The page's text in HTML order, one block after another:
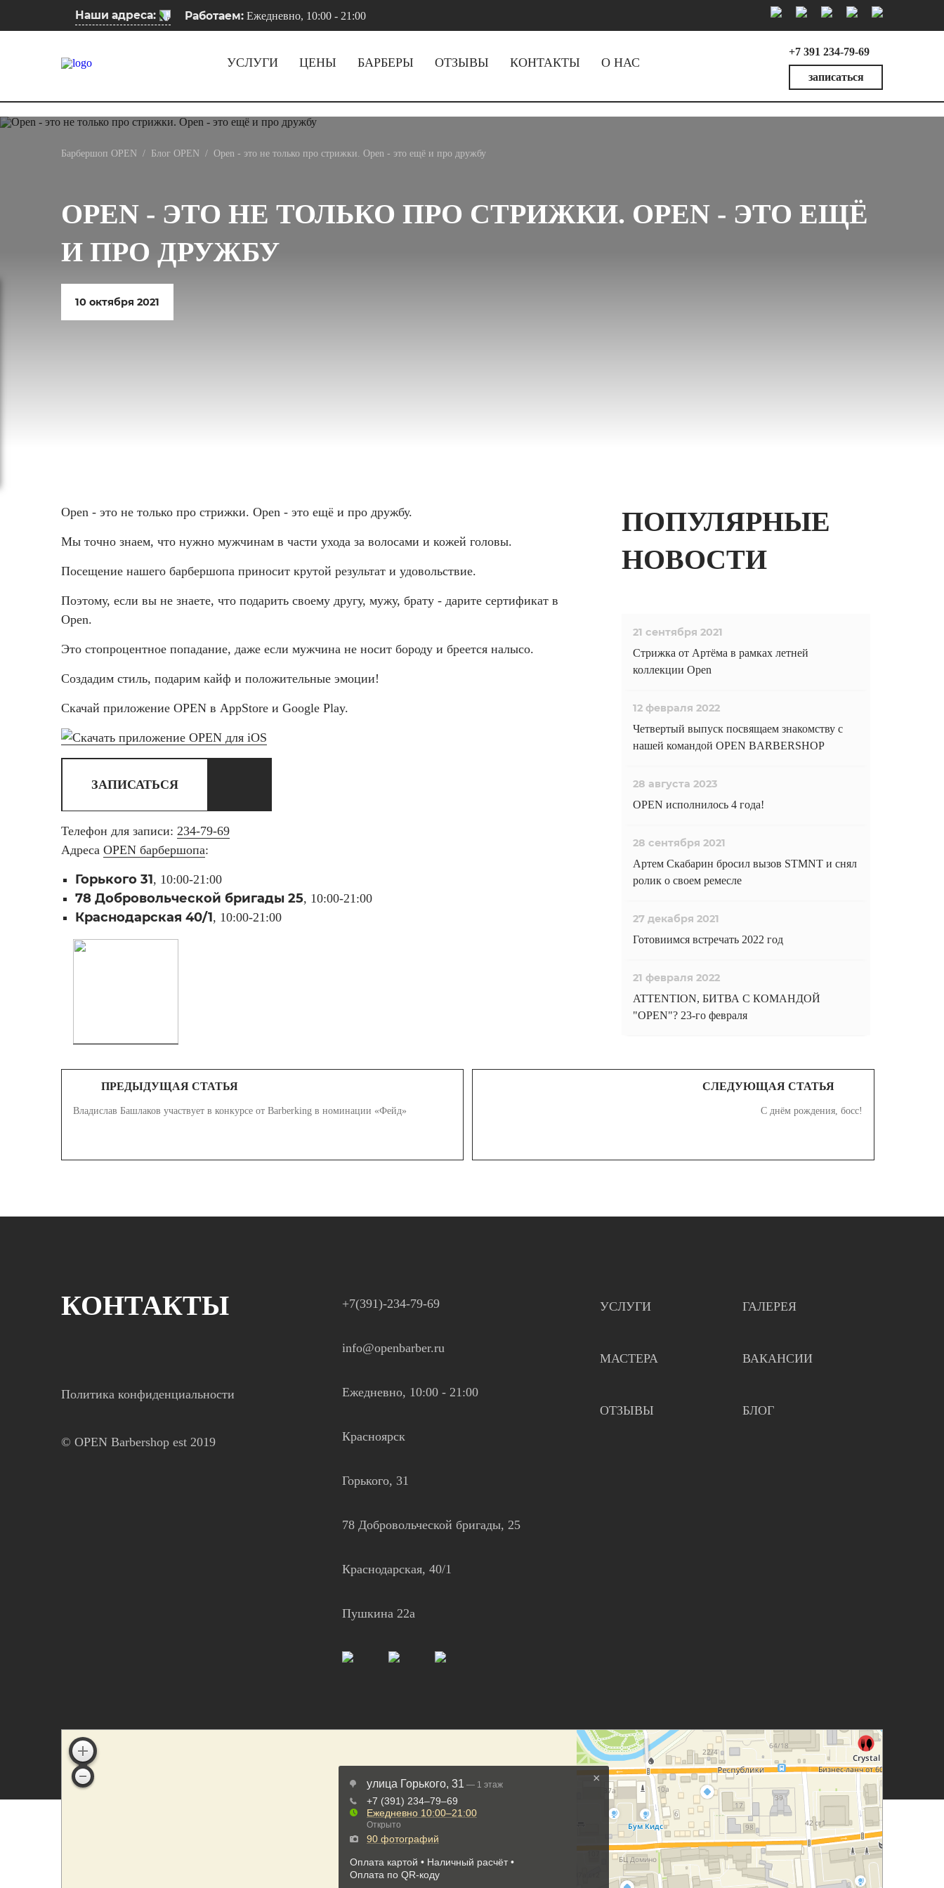
Наши адреса: Работаем: Ежедневно, 10:00 - 21:00
УСЛУГИ ЦЕНЫ БАРБЕРЫ ОТЗЫВЫ КОНТАКТЫ О НАС
+7 391 234-79-69
записаться
Барбершоп OPEN / Блог OPEN / Open - это не только про стрижки. Open - это ещё и про дружбу
OPEN - ЭТО НЕ ТОЛЬКО ПРО СТРИЖКИ. OPEN - ЭТО ЕЩЁ
И ПРО ДРУЖБУ
10 октября 2021
Open - это не только про стрижки. Open - это ещё и про дружбу.
Мы точно знаем, что нужно мужчинам в части ухода за волосами и кожей головы.
Посещение нашего барбершопа приносит крутой результат и удовольствие.⁣⁣
Поэтому, если вы не знаете, что подарить своему другу, мужу, брату - дарите сертификат в
Open.
Это стопроцентное попадание, даже если мужчина не носит бороду и бреется налысо.
Создадим стиль, подарим кайф и положительные эмоции!
Скачай приложение OPEN в AppStore и Google Play.
ЗАПИСАТЬСЯ
Телефон для записи: 234-79-69
Адреса OPEN барбершопа:
Горького 31, 10:00-21:00
78 Добровольческой бригады 25, 10:00-21:00
Краснодарская 40/1, 10:00-21:00
ПОПУЛЯРНЫЕ
НОВОСТИ
21 сентября 2021
Стрижка от Артёма в рамках летней
коллекции Open
12 февраля 2022
Четвертый выпуск посвящаем знакомству с
нашей командой OPEN BARBERSHOP
28 августа 2023
OPEN исполнилось 4 года!
28 сентября 2021
Артем Скабарин бросил вызов STMNT и снял
ролик о своем ремесле
27 декабря 2021
Готовиимся встречать 2022 год
21 февраля 2022
ATTENTION, БИТВА С КОМАНДОЙ
"OPEN"? 23-го февраля
ПРЕДЫДУЩАЯ СТАТЬЯ
Владислав Башлаков участвует в конкурсе от Barberking в номинации «Фейд»
СЛЕДУЮЩАЯ СТАТЬЯ
С днём рождения, босс!
КОНТАКТЫ
Политика конфиденциальности
© OPEN Barbershop est 2019
УСЛУГИ
МАСТЕРА
ОТЗЫВЫ
ГАЛЕРЕЯ
ВАКАНСИИ
БЛОГ
+7(391)-234-79-69
info@openbarber.ru
Ежедневно, 10:00 - 21:00
Красноярск
Горького, 31
78 Добровольческой бригады, 25
Краснодарская, 40/1
Пушкина 22а